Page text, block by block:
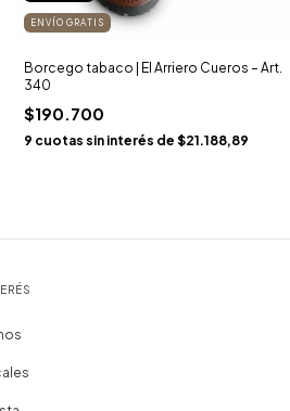
ENVÍO GRATIS
Borcego tabaco | El Arriero Cueros – Art.
340
$190.700
9 cuotas sin interés de $21.188,89